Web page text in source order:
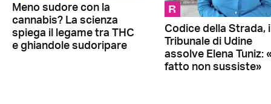
Meno sudore con la
cannabis? La scienza
spiega il legame tra THC
e ghiandole sudoripare
R
Codice della Strada,
Tribunale di Udine
assolve Elena Tuniz:
fatto non sussiste»